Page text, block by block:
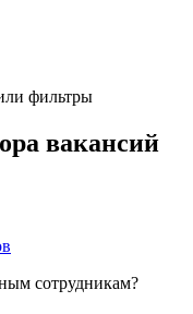
фильтры
вакансий
сотрудникам?